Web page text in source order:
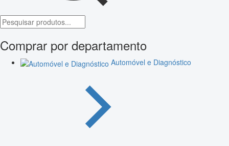
Comprar por departamento
Automóvel e Diagnóstico